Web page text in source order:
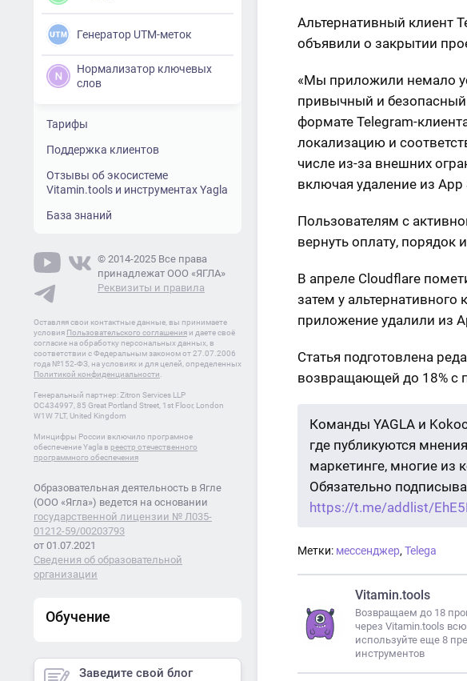
Альтернативный клиент
объявили о закрытии
«Мы приложили немало
привычный и безопасный
формате Telegram-
локализацию и
числе из-за внешних
включая удаление из
Пользователям с
вернуть оплату, порядок
В апреле Cloudflare
затем у альтернативного
приложение удалили из
Статья подготовлена
возвращающей до 18% с
Команды YAGLA и
где публикуются
маркетинге, многие из
Обязательно
https://t.me/addlist/
Метки: мессенджер, Telega
Vitamin.tools
Возвращаем до 18
через Vitamin.tools
используйте еще 8
инструментов
Генератор UTM-меток
Нормализатор ключевых
слов
Тарифы
Поддержка клиентов
Отзывы об экосистеме
Vitamin.tools и инструментах Yagla
База знаний
© 2014-2025 Все права
принадлежат ООО «ЯГЛА»
Реквизиты и правила
Оставляя свои контактные данные, вы принимаете
условия Пользовательского соглашения и даете своё
согласие на обработку персональных данных, в
соответствии с Федеральным законом от 27.07.2006
года №152-ФЗ, на условиях и для целей, определенных
Политикой конфиденциальности
Генеральный партнер: Zitron Services LLP
OC434997, 85 Great Portland Street, 1st Floor, London
W1W 7LT, United Kingdom
Минцифры России включило програмное
обеспечение Yagla в реестр отечественного
программного обеспечения
Образовательная деятельность в Ягле
(ООО «Ягла») ведется на основании
государственной лицензии № Л035-
01212-59/00203793
от 01.07.2021
Сведения об образовательной
организации
Обучение
Заведите свой блог